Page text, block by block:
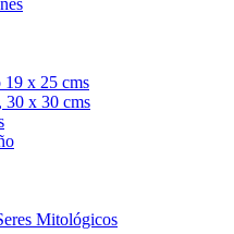
19 x 25 cms
30 x 30 cms
Mitológicos